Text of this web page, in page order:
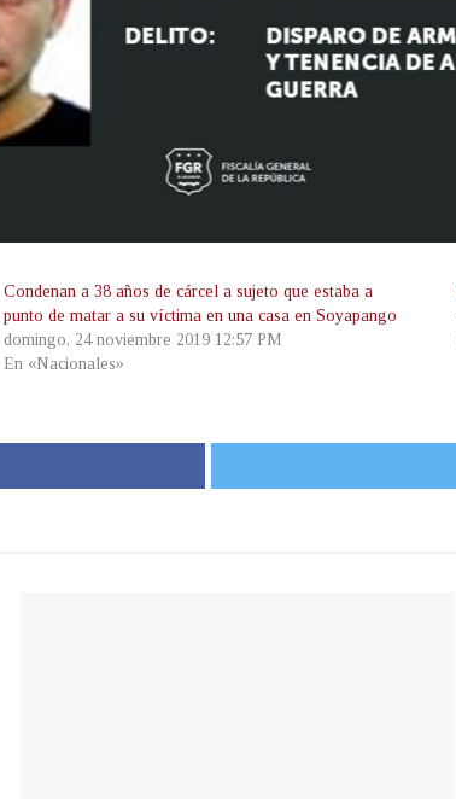
Condenan a 38 años de cárcel a sujeto que estaba a
punto de matar a su víctima en una casa en Soyapango
domingo, 24 noviembre 2019 12:57 PM
En «Nacionales»